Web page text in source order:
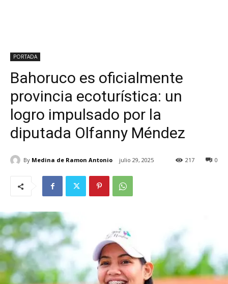
PORTADA
Bahoruco es oficialmente
provincia ecoturística: un
logro impulsado por la
diputada Olfanny Méndez
By Medina de Ramon Antonio julio 29, 2025 0
217